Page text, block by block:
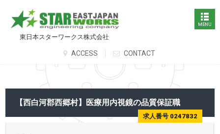
東日本スターワークス株式会社
ACCESS CONTACT
【西白河郡西郷村】医療用内視鏡の品質保証職
求人番号 0247832